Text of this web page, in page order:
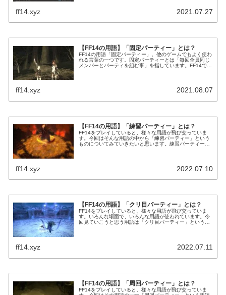
ff14.xyz 2021.07.27
【FF14の用語】「固定パーティー」とは？
FF14の用語「固定パーティー」。他のゲームでもよく使わ
れる言葉の一つです。固定パーティーとは「毎回全員同じ
メンバーとパーティを組む事」を指しています。FF14では
ff14.xyz 2021.08.07
【FF14の用語】「練習パーティー」とは？
FF14をプレイしていると、様々な用語が飛び交っていま
す。今回はそんな用語の中から「練習パーティー」という
ものについてみていきたいと思います。練習パーティーは
ff14.xyz 2022.07.10
【FF14の用語】「クリ目パーティー」とは？
FF14をプレイしていると、様々な用語が飛び交っていま
す。いろんな場面で、いろんな用語が使われています。今
回見ていこうと思う用語は「クリ目パーティー」というも
ff14.xyz 2022.07.11
【FF14の用語】「周回パーティー」とは？
FF14をプレイしていると、様々な用語が飛び交っていま